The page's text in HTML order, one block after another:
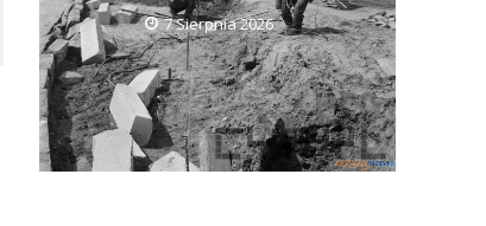
7 Sierpnia 2026